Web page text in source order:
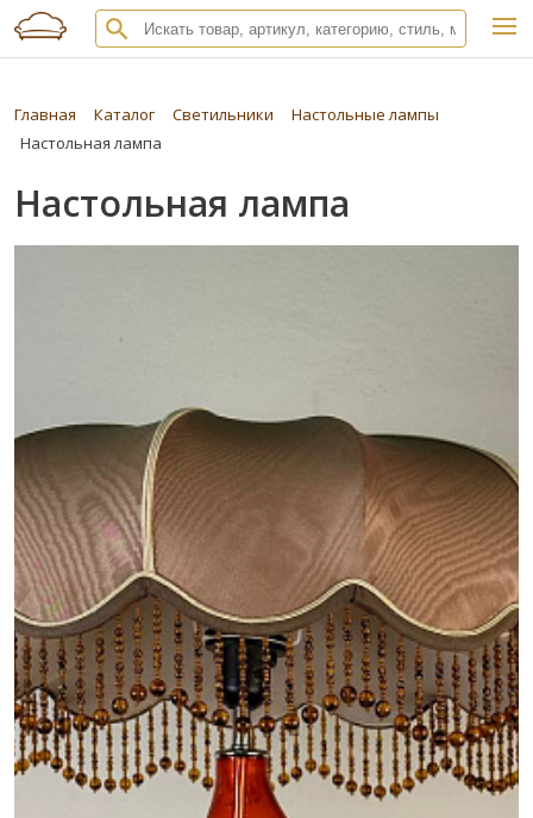
Главная Каталог Светильники
Настольные лампы
Настольная лампа
Настольная лампа